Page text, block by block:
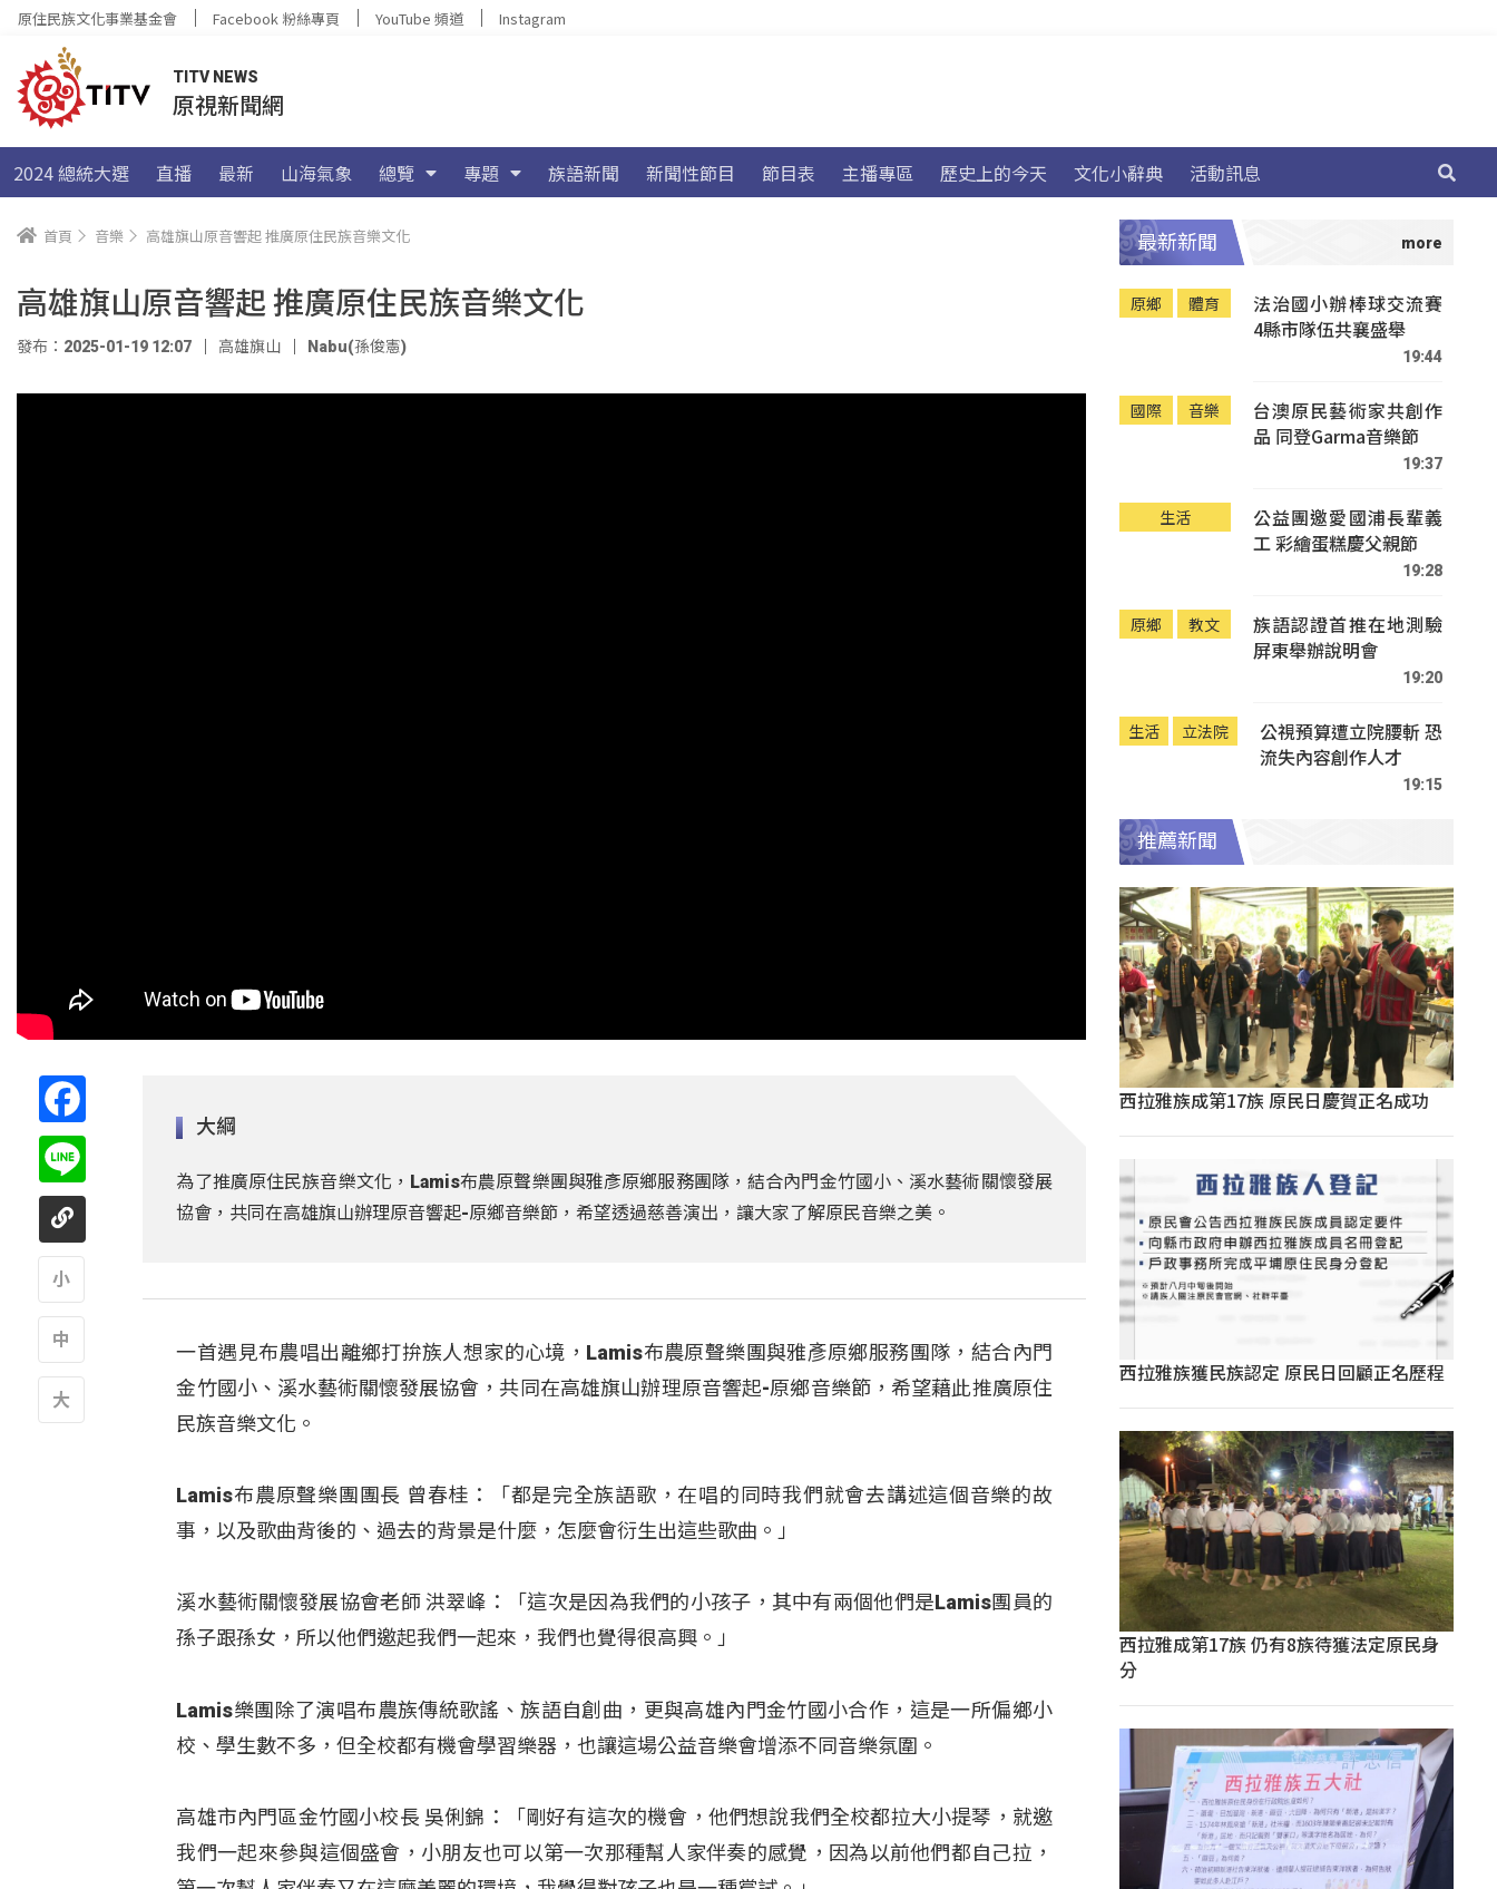
原住民族文化事業基金會 Facebook 粉絲專頁 YouTube 頻道 Instagram
TITV NEWS
原視新聞網
2024 總統大選 直播 最新 山海氣象 總覽 專題 族語新聞 新聞性節目 節目表 主播專區 歷史上的今天 文化小辭典 活動訊息
首頁 音樂 高雄旗山原音響起 推廣原住民族音樂文化
高雄旗山原音響起 推廣原住民族音樂文化
發布：2025-01-19 12:07 高雄旗山 Nabu(孫俊憲)
大綱
為了推廣原住民族音樂文化，Lamis布農原聲樂團與雅彥原鄉服務團隊，結合內門金竹國小、溪水藝術關懷發展
協會，共同在高雄旗山辦理原音響起-原鄉音樂節，希望透過慈善演出，讓大家了解原民音樂之美。
一首遇見布農唱出離鄉打拚族人想家的心境，Lamis布農原聲樂團與雅彥原鄉服務團隊，結合內門
金竹國小、溪水藝術關懷發展協會，共同在高雄旗山辦理原音響起-原鄉音樂節，希望藉此推廣原住
民族音樂文化。
Lamis布農原聲樂團團長 曾春桂：「都是完全族語歌，在唱的同時我們就會去講述這個音樂的故
事，以及歌曲背後的、過去的背景是什麼，怎麼會衍生出這些歌曲。」
溪水藝術關懷發展協會老師 洪翠峰：「這次是因為我們的小孩子，其中有兩個他們是Lamis團員的
孫子跟孫女，所以他們邀起我們一起來，我們也覺得很高興。」
Lamis樂團除了演唱布農族傳統歌謠、族語自創曲，更與高雄內門金竹國小合作，這是一所偏鄉小
校、學生數不多，但全校都有機會學習樂器，也讓這場公益音樂會增添不同音樂氛圍。
高雄市內門區金竹國小校長 吳俐錦：「剛好有這次的機會，他們想說我們全校都拉大小提琴，就邀
我們一起來參與這個盛會，小朋友也可以第一次那種幫人家伴奏的感覺，因為以前他們都自己拉，
最新新聞
原鄉 體育
法治國小辦棒球交流賽
4縣市隊伍共襄盛舉
19:44
國際 音樂
台澳原民藝術家共創作
品 同登Garma音樂節
19:37
生活
公益團邀愛國浦長輩義
工 彩繪蛋糕慶父親節
19:28
原鄉 教文
族語認證首推在地測驗
屏東舉辦說明會
19:20
生活 立法院
公視預算遭立院腰斬 恐
流失內容創作人才
19:15
推薦新聞
西拉雅族成第17族 原民日慶賀正名成功
西拉雅族獲民族認定 原民日回顧正名歷程
西拉雅成第17族 仍有8族待獲法定原民身
分